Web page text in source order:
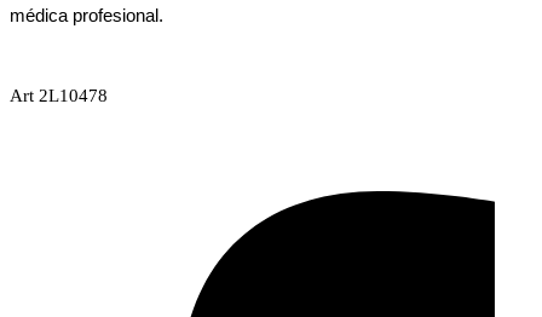
médica profesional.
Art 2L10478